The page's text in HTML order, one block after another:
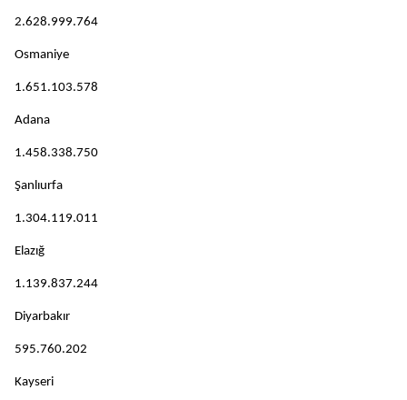
2.628.999.764
Osmaniye
1.651.103.578
Adana
1.458.338.750
Şanlıurfa
1.304.119.011
Elazığ
1.139.837.244
Diyarbakır
595.760.202
Kayseri